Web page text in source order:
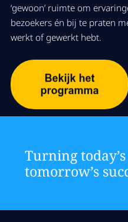
‘gewoon’ ruimte om
bezoekers én bij te praten
werkt of gewerkt hebt.
Turning
tomorrow’s